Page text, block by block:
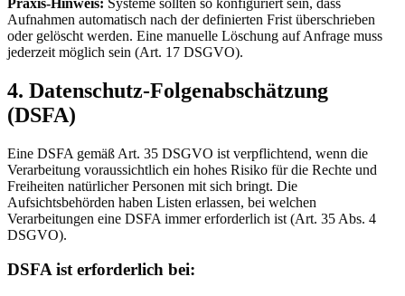
Praxis-Hinweis: Systeme sollten so konfiguriert sein, dass
Aufnahmen automatisch nach der definierten Frist überschrieben
oder gelöscht werden. Eine manuelle Löschung auf Anfrage muss
jederzeit möglich sein (Art. 17 DSGVO).
4. Datenschutz-Folgenabschätzung
(DSFA)
Eine DSFA gemäß Art. 35 DSGVO ist verpflichtend, wenn die
Verarbeitung voraussichtlich ein hohes Risiko für die Rechte und
Freiheiten natürlicher Personen mit sich bringt. Die
Aufsichtsbehörden haben Listen erlassen, bei welchen
Verarbeitungen eine DSFA immer erforderlich ist (Art. 35 Abs. 4
DSGVO).
DSFA ist erforderlich bei: